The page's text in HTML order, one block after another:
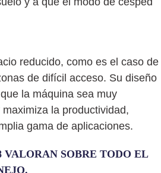
reducido, como es el caso de
de difícil acceso. Su diseño
la máquina sea muy
la productividad,
gama de aplicaciones.
VALORAN SOBRE TODO EL